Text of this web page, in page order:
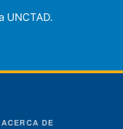
UNCTAD.
ACERCA DE